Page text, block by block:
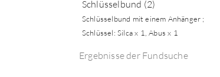
Ergebnisse der Fundsuche
Schlüsselbund (2)
Schlüsselbund mit einem Anhänger ;
Schlüssel: Silca x 1, Abus x 1